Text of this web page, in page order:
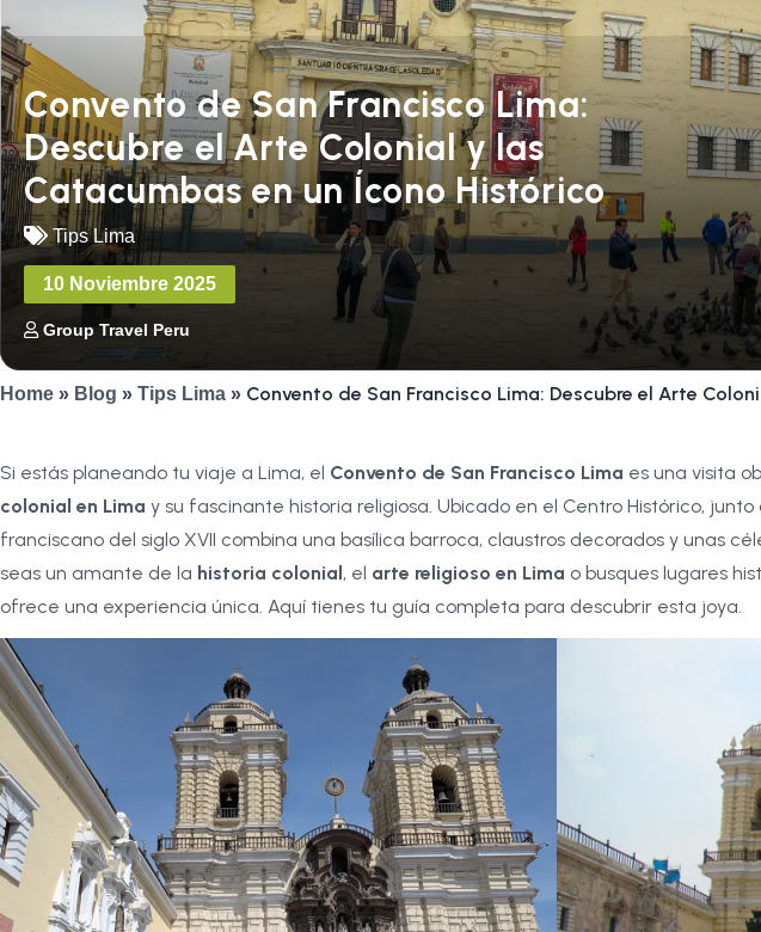
Convento de San Francisco Lima:
Descubre el Arte Colonial y las
Catacumbas en un Ícono Histórico
Tips Lima
10 Noviembre 2025
Group Travel Peru
Home » Blog » Tips Lima » Convento de San Francisco Lima: Descubre el Arte
Si estás planeando tu viaje a Lima, el Convento de San Francisco Lima es una visita
colonial en Lima y su fascinante historia religiosa. Ubicado en el Centro Histórico,
franciscano del siglo XVII combina una basílica barroca, claustros decorados y unas
seas un amante de la historia colonial, el arte religioso en Lima o busques lugares
ofrece una experiencia única. Aquí tienes tu guía completa para descubrir esta joya.